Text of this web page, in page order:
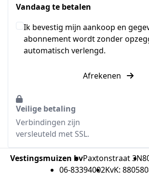
Vandaag te betalen
Ik bevestig mijn aankoop en
abonnement wordt zonder
automatisch verlengd.
Afrekenen
Veilige betaling
Verbindingen zijn
versleuteld met SSL.
Vestingsmuizen bvPaxtonstraat 3N
06-83394002KvK: